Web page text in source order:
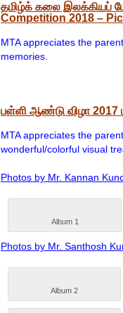
தமிழ்க் கலை இலக்கியப்
Competition 2018 –
MTA appreciates the
memories.
பள்ளி ஆண்டு விழா 2017
MTA appreciates the
wonderful/colorful visual
Photos by Mr. Kannan
Album 1
Photos by Mr. Santhosh
Album 2